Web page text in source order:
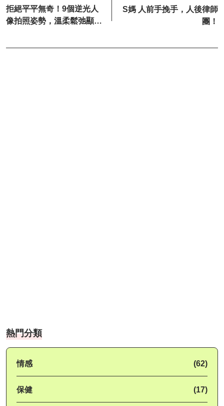
拒絕平平無奇！9個逆光人
像拍照姿勢，溫柔鬆弛顯氣
S媽 人前手挽手，人後律師
團！
熱門分類
情感 (62)
保健 (17)